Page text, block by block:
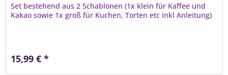
Set bestehend aus 2 Schablonen (1x klein für Kaffee und
Kakao sowie 1x groß für Kuchen, Torten etc inkl Anleitung)
15,99 € *